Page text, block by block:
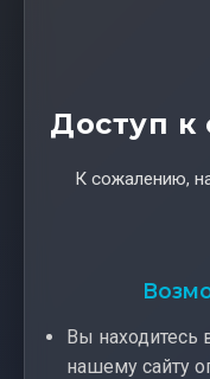
Доступ к
К сожалению,
Вы находитесь
нашему сайту